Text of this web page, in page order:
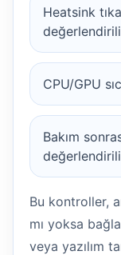
Heatsink
CPU/GPU
Bakım
Bu kontroller,
mı yoksa
veya yazılım